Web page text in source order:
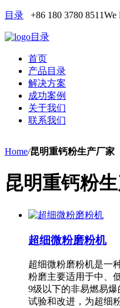
目录 +86 180 3780 8511We
目录
首页
产品目录
解决方案
成功案例
关于我们
联系我们
Home/昆明重钙粉生产厂家
昆明重钙粉
超细微粉磨粉机
超细微粉磨粉机是一
粉磨主要适用于中、
9级以下的非易燃易
试验和改进，为超细